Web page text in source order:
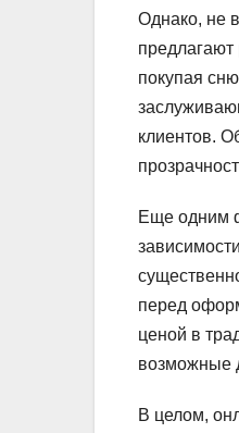
Однако, не
предлагают
покупая
клиентов.
Еще одним
перед
ценой в
возможные
В целом,